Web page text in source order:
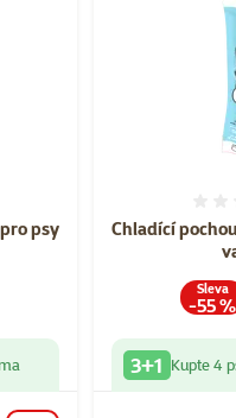
psy
počet hodnocení: 3
Chladící
Sleva
-55 %
3+1 Kupte 4